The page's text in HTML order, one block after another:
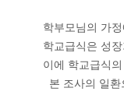
학부모님의 가
학교급식은 성
이에 학교급식
본 조사의 일